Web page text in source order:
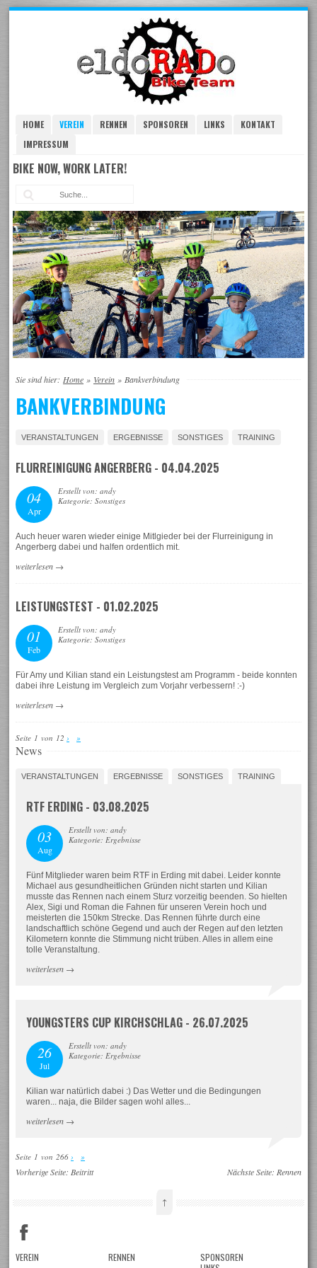
HOME VEREIN RENNEN SPONSOREN LINKS
KONTAKT
IMPRESSUM
BIKE NOW, WORK LATER!
Sie sind hier: Home » Verein » Bankverbindung
BANKVERBINDUNG
VERANSTALTUNGEN ERGEBNISSE SONSTIGES TRAINING
FLURREINIGUNG ANGERBERG - 04.04.2025
04
Apr
Erstellt von: andy
Kategorie: Sonstiges
Auch heuer waren wieder einige Mitlgieder bei der Flurreinigung in
Angerberg dabei und halfen ordentlich mit.
weiterlesen →
LEISTUNGSTEST - 01.02.2025
01
Feb
Erstellt von: andy
Kategorie: Sonstiges
Für Amy und Kilian stand ein Leistungstest am Programm - beide konnten
dabei ihre Leistung im Vergleich zum Vorjahr verbessern! :-)
weiterlesen →
Seite 1 von 12 › »
News
VERANSTALTUNGEN ERGEBNISSE SONSTIGES TRAINING
RTF ERDING - 03.08.2025
03
Aug
Erstellt von: andy
Kategorie: Ergebnisse
Fünf Mitglieder waren beim RTF in Erding mit dabei. Leider konnte
Michael aus gesundheitlichen Gründen nicht starten und Kilian
musste das Rennen nach einem Sturz vorzeitig beenden. So hielten
Alex, Sigi und Roman die Fahnen für unseren Verein hoch und
meisterten die 150km Strecke. Das Rennen führte durch eine
landschaftlich schöne Gegend und auch der Regen auf den letzten
Kilometern konnte die Stimmung nicht trüben. Alles in allem eine
tolle Veranstaltung.
weiterlesen →
YOUNGSTERS CUP KIRCHSCHLAG - 26.07.2025
26
Jul
Erstellt von: andy
Kategorie: Ergebnisse
Kilian war natürlich dabei :) Das Wetter und die Bedingungen
waren... naja, die Bilder sagen wohl alles...
weiterlesen →
Seite 1 von 266 › »
Vorherige Seite: Beitritt Nächste Seite: Rennen
↑
VEREIN RENNEN
SPONSOREN